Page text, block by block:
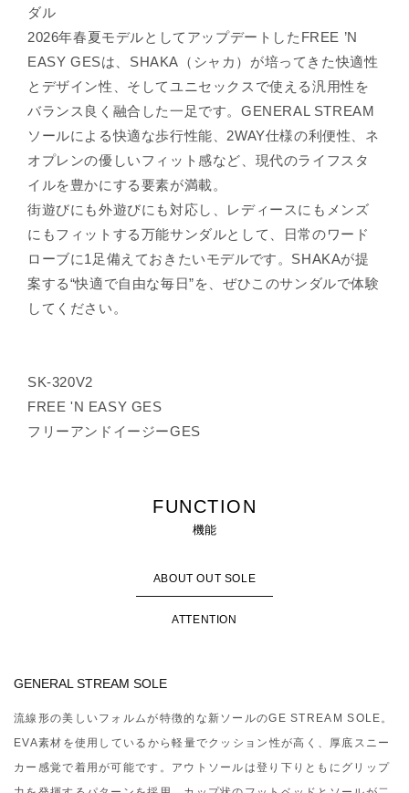
ダル
2026年春夏モデルとしてアップデートしたFREE ’N
EASY GESは、SHAKA（シャカ）が培ってきた快適性
とデザイン性、そしてユニセックスで使える汎用性を
バランス良く融合した一足です。GENERAL STREAM
ソールによる快適な歩行性能、2WAY仕様の利便性、ネ
オプレンの優しいフィット感など、現代のライフスタ
イルを豊かにする要素が満載。
街遊びにも外遊びにも対応し、レディースにもメンズ
にもフィットする万能サンダルとして、日常のワード
ローブに1足備えておきたいモデルです。SHAKAが提
案する“快適で自由な毎日”を、ぜひこのサンダルで体験
してください。
SK-320V2
FREE 'N EASY GES
フリーアンドイージーGES
FUNCTION
機能
ABOUT OUT SOLE
ATTENTION
GENERAL STREAM SOLE
流線形の美しいフォルムが特徴的な新ソールのGE STREAM SOLE。
EVA素材を使用しているから軽量でクッション性が高く、厚底スニー
カー感覚で着用が可能です。アウトソールは登り下りともにグリップ